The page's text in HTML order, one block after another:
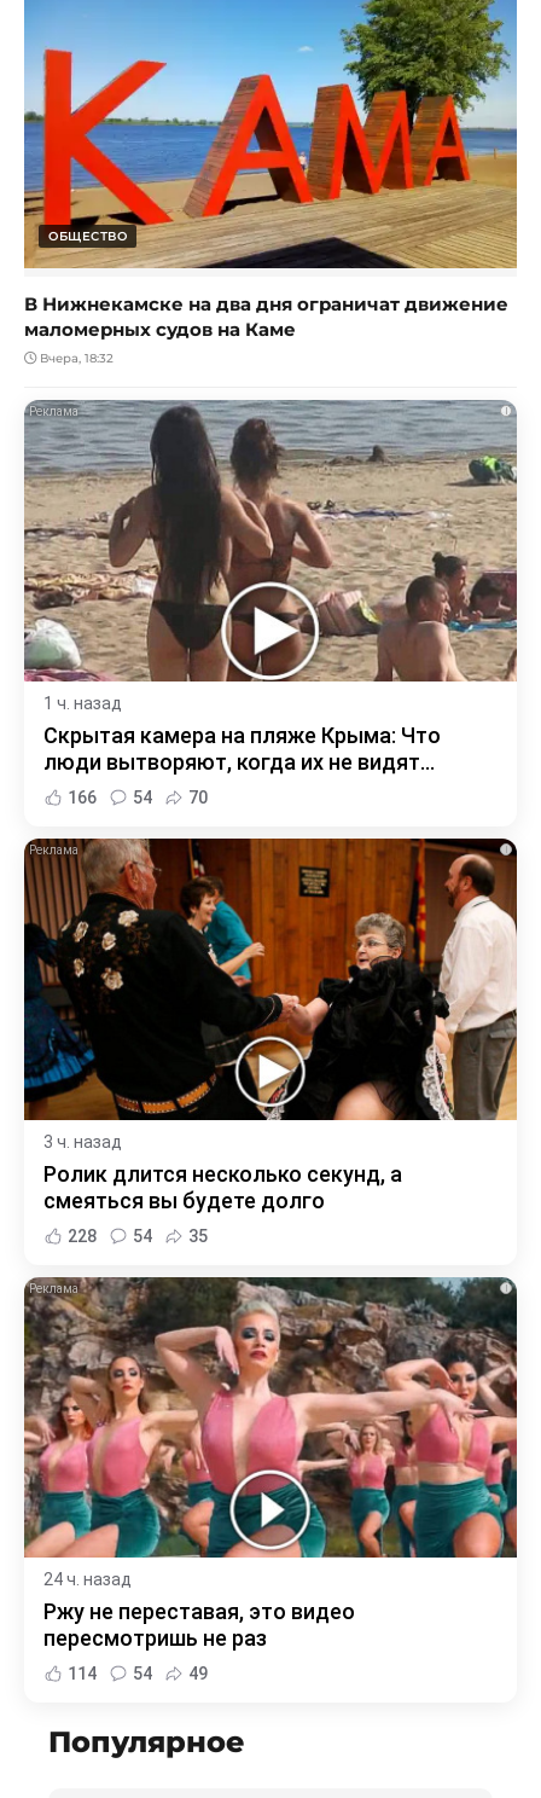
ОБЩЕСТВО
В Нижнекамске на два дня ограничат движение
маломерных судов на Каме
Вчера, 18:32
i
1 ч. назад
Скрытая камера на пляже Крыма: Что
люди вытворяют, когда их не видят...
166 54 70
i
3 ч. назад
Ролик длится несколько секунд, а
смеяться вы будете долго
228 54 35
i
24 ч. назад
Ржу не переставая, это видео
пересмотришь не раз
114 54 49
Популярное